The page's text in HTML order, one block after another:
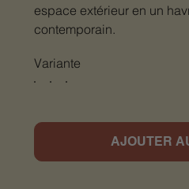
espace extérieur en un
contemporain.
Variante
AJOUTER